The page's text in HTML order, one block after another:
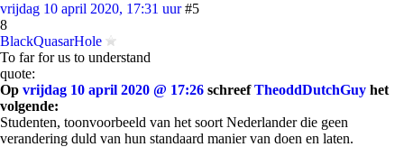
vrijdag 10 april 2020, 17:31 uur #5
8
BlackQuasarHole
To far for us to understand
quote:
Op vrijdag 10 april 2020 @ 17:26 schreefTheoddDutchGuy het
volgende:
Studenten, toonvoorbeeld van het soort Nederlander die geen
verandering duld van hun standaard manier van doen en laten.